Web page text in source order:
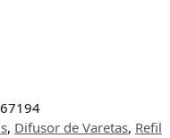
, Difusor de Varetas, Refil